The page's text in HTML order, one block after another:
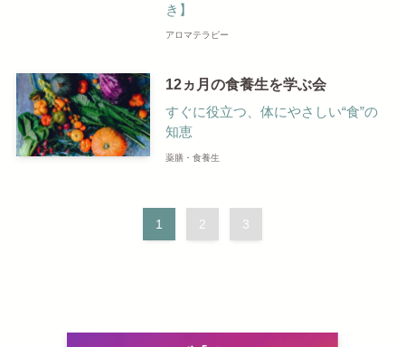
き】
アロマテラピー
12ヵ月の食養生を学ぶ会
すぐに役立つ、体にやさしい“食”の
知恵
薬膳・食養生
1 2 3